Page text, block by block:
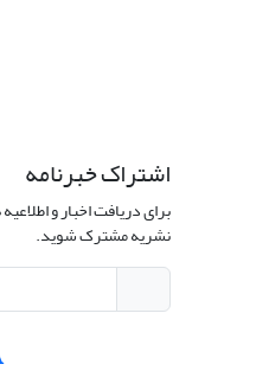
اشتراک خبرنامه
برای دریافت اخبار و
نشریه مشترک شوید.